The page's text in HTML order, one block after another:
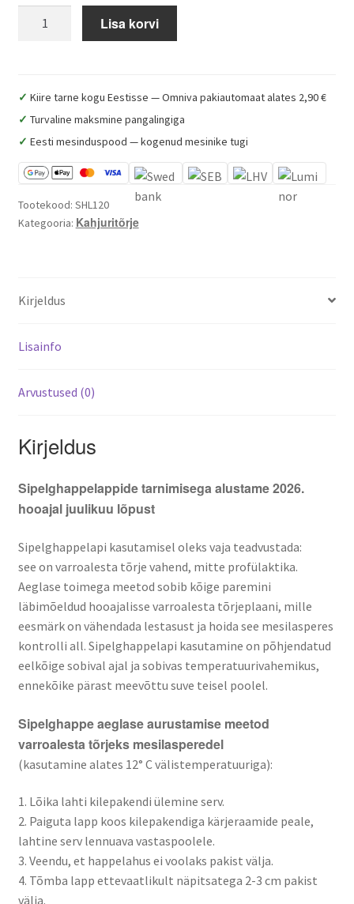
Mesilasemade KKK – korduma kippuvad küsimused
Kuidas alustada mesindusega – algaja stardikomplekt
Kuidas valida meevurr – tüübid ja suurus
kogus
Lisa korvi
✓ Kiire tarne kogu Eestisse — Omniva pakiautomaat alates 2,90 €
✓ Turvaline maksmine pangalingiga
✓ Eesti mesinduspood — kogenud mesinike tugi
Tootekood: SHL120
Kategooria: Kahjuritõrje
Kirjeldus
Lisainfo
Arvustused (0)
Kirjeldus
Sipelghappelappide tarnimisega alustame 2026.
hooajal juulikuu lõpust
Sipelghappelapi kasutamisel oleks vaja teadvustada:
see on varroalesta tõrje vahend, mitte profülaktika.
Aeglase toimega meetod sobib kõige paremini
läbimõeldud hooajalisse varroalesta tõrjeplaani, mille
eesmärk on vähendada lestasust ja hoida see mesilasperes
kontrolli all. Sipelghappelapi kasutamine on põhjendatud
eelkõige sobival ajal ja sobivas temperatuurivahemikus,
ennekõike pärast meevõttu suve teisel poolel.
Sipelghappe aeglase aurustamise meetod
varroalesta tõrjeks mesilasperedel
(kasutamine alates 12° C välistemperatuuriga):
1. Lõika lahti kilepakendi ülemine serv.
2. Paiguta lapp koos kilepakendiga kärjeraamide peale,
lahtine serv lennuava vastaspoolele.
3. Veendu, et happelahus ei voolaks pakist välja.
4. Tõmba lapp ettevaatlikult näpitsatega 2-3 cm pakist
välja.